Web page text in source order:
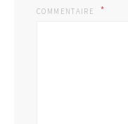
COMMENTAIRE